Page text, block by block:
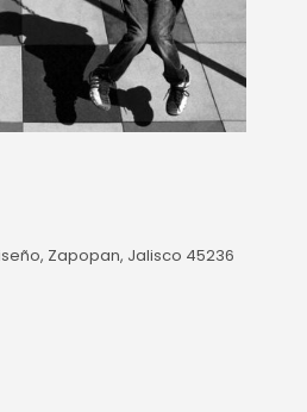
Zapopan, Jalisco 45236